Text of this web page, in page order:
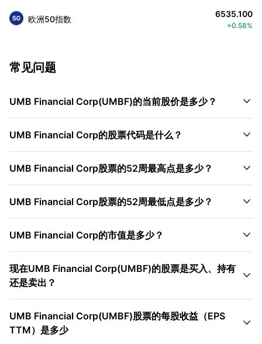
欧洲50指数 6535.100
+0.58%
常见问题
UMB Financial Corp(UMBF)的当前股价是多少？ 
UMB Financial Corp的股票代码是什么？ 
UMB Financial Corp股票的52周最高点是多少？ 
UMB Financial Corp股票的52周最低点是多少？ 
UMB Financial Corp的市值是多少？ 
现在UMB Financial Corp(UMBF)的股票是买入、持有
还是卖出？

UMB Financial Corp(UMBF)股票的每股收益（EPS
TTM）是多少
